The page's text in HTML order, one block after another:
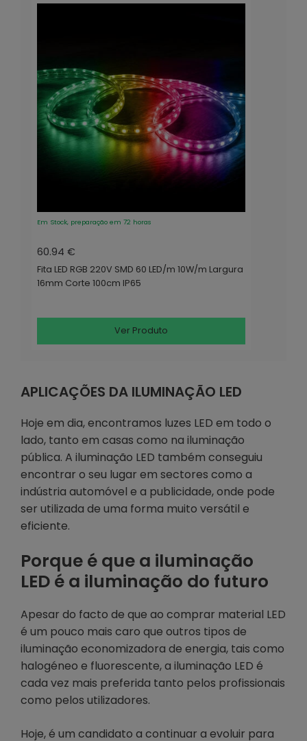
Em Stock, preparação em 72 horas
60.94 €
Fita LED RGB 220V SMD 60 LED/m 10W/m Largura
16mm Corte 100cm IP65
Ver Produto
APLICAÇÕES DA ILUMINAÇÃO LED
Hoje em dia, encontramos luzes LED em todo o
lado, tanto em casas como na iluminação
pública. A iluminação LED também conseguiu
encontrar o seu lugar em sectores como a
indústria automóvel e a publicidade, onde pode
ser utilizada de uma forma muito versátil e
eficiente.
Porque é que a iluminação
LED é a iluminação do futuro
Apesar do facto de que ao comprar material LED
é um pouco mais caro que outros tipos de
iluminação economizadora de energia, tais como
halogéneo e fluorescente, a iluminação LED é
cada vez mais preferida tanto pelos profissionais
como pelos utilizadores.
Hoje, é um candidato a continuar a evoluir para